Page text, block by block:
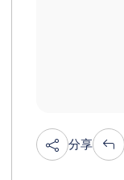
分享